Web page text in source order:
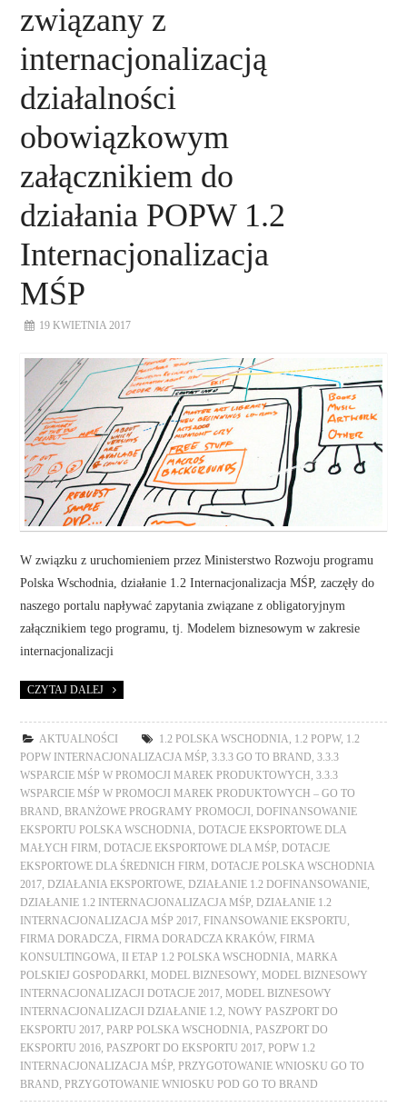
związany z
internacjonalizacją
działalności
obowiązkowym
załącznikiem do
działania POPW 1.2
Internacjonalizacja
MŚP
19 KWIETNIA 2017
W związku z uruchomieniem przez Ministerstwo Rozwoju programu
Polska Wschodnia, działanie 1.2 Internacjonalizacja MŚP, zaczęły do
naszego portalu napływać zapytania związane z obligatoryjnym
załącznikiem tego programu, tj. Modelem biznesowym w zakresie
internacjonalizacji
CZYTAJ DALEJ
AKTUALNOŚCI 1.2 POLSKA WSCHODNIA 1.2 POPW, 1.2
POPW INTERNACJONALIZACJA MŚP ,3.3.3 GO TO BRAND ,3.3.3
WSPARCIE MŚP W PROMOCJI MAREK PRODUKTOWYCH ,3.3.3
WSPARCIE MŚP W PROMOCJI MAREK PRODUKTOWYCH – GO TO
BRAND ,BRANŻOWE PROGRAMY PROMOCJI ,DOFINANSOWANIE
EKSPORTU POLSKA WSCHODNIA ,DOTACJE EKSPORTOWE DLA
MAŁYCH FIRM ,DOTACJE EKSPORTOWE DLA MŚP ,DOTACJE
EKSPORTOWE DLA ŚREDNICH FIRM ,DOTACJE POLSKA WSCHODNIA
2017 ,DZIAŁANIA EKSPORTOWE ,DZIAŁANIE 1.2 DOFINANSOWANIE
DZIAŁANIE 1.2 INTERNACJONALIZACJA MŚP ,DZIAŁANIE 1.2
INTERNACJONALIZACJA MŚP 2017 ,FINANSOWANIE EKSPORTU
FIRMA DORADCZA ,FIRMA DORADCZA KRAKÓW,FIRMA
KONSULTINGOWA
II ETAP 1.2 POLSKA WSCHODNIA ,MARKA
POLSKIEJ GOSPODARKI
,MODEL BIZNESOWY ,MODEL BIZNESOWY
INTERNACJONALIZACJI DOTACJE 2017 ,MODEL BIZNESOWY
INTERNACJONALIZACJI DZIAŁANIE 1.2 ,NOWY PASZPORT DO
EKSPORTU 2017 ,PARP POLSKA WSCHODNIA ,PASZPORT DO
EKSPORTU 2016 ,PASZPORT DO EKSPORTU 2017 ,POPW 1.2
INTERNACJONALIZACJA MŚP ,PRZYGOTOWANIE WNIOSKU GO TO
BRAND ,PRZYGOTOWANIE WNIOSKU POD GO TO BRAND